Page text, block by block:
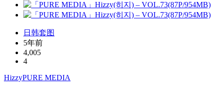
日韩套图
5年前
4,005
4
HizzyPURE MEDIA